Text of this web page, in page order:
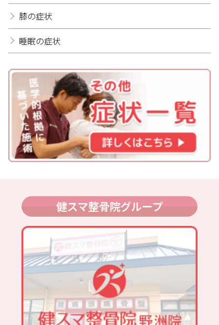
膝の症状
睡眠の症状
健スマ整骨院グループ